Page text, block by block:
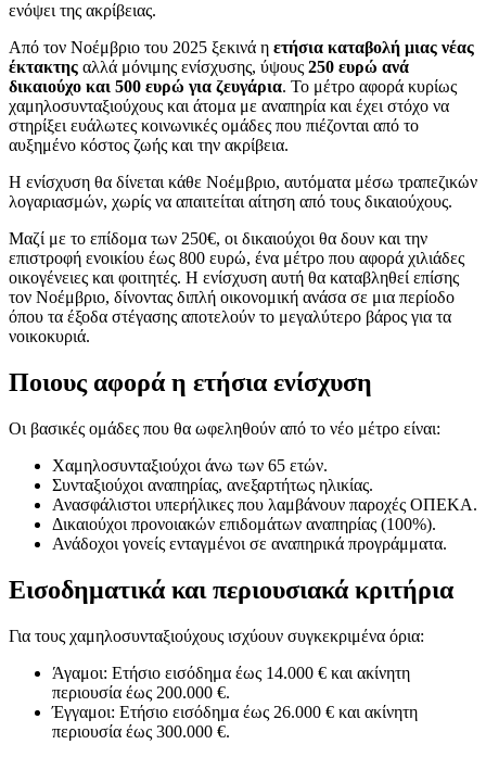
ενόψει της ακρίβειας.
Από τον Νοέμβριο του 2025 ξεκινά η ετήσια καταβολή μιας νέας
έκτακτης αλλά μόνιμης ενίσχυσης, ύψους 250 ευρώ ανά
δικαιούχο και 500 ευρώ για ζευγάρια. Το μέτρο αφορά κυρίως
χαμηλοσυνταξιούχους και άτομα με αναπηρία και έχει στόχο να
στηρίξει ευάλωτες κοινωνικές ομάδες που πιέζονται από το
αυξημένο κόστος ζωής και την ακρίβεια.
Η ενίσχυση θα δίνεται κάθε Νοέμβριο, αυτόματα μέσω τραπεζικών
λογαριασμών, χωρίς να απαιτείται αίτηση από τους δικαιούχους.
Μαζί με το επίδομα των 250€, οι δικαιούχοι θα δουν και την
επιστροφή ενοικίου έως 800 ευρώ, ένα μέτρο που αφορά χιλιάδες
οικογένειες και φοιτητές. Η ενίσχυση αυτή θα καταβληθεί επίσης
τον Νοέμβριο, δίνοντας διπλή οικονομική ανάσα σε μια περίοδο
όπου τα έξοδα στέγασης αποτελούν το μεγαλύτερο βάρος για τα
νοικοκυριά.
Ποιους αφορά η ετήσια ενίσχυση
Οι βασικές ομάδες που θα ωφεληθούν από το νέο μέτρο είναι:
Χαμηλοσυνταξιούχοι άνω των 65 ετών.
Συνταξιούχοι αναπηρίας, ανεξαρτήτως ηλικίας.
Ανασφάλιστοι υπερήλικες που λαμβάνουν παροχές ΟΠΕΚΑ.
Δικαιούχοι προνοιακών επιδομάτων αναπηρίας (100%).
Ανάδοχοι γονείς ενταγμένοι σε αναπηρικά προγράμματα.
Εισοδηματικά και περιουσιακά κριτήρια
Για τους χαμηλοσυνταξιούχους ισχύουν συγκεκριμένα όρια:
Άγαμοι: Ετήσιο εισόδημα έως 14.000 € και ακίνητη
περιουσία έως 200.000 €.
Έγγαμοι: Ετήσιο εισόδημα έως 26.000 € και ακίνητη
περιουσία έως 300.000 €.